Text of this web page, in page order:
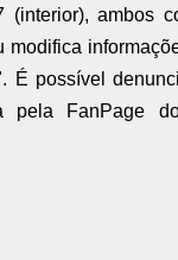
ambos
É possível
pela FanPage